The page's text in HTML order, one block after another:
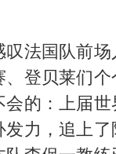
叹法国队前
、登贝莱们
会的：上届
发力，追上